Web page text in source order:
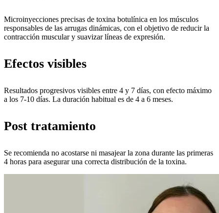
Microinyecciones precisas de toxina botulínica en los músculos
responsables de las arrugas dinámicas, con el objetivo de reducir la
contracción muscular y suavizar líneas de expresión.
Efectos visibles
Resultados progresivos visibles entre 4 y 7 días, con efecto máximo
a los 7-10 días. La duración habitual es de 4 a 6 meses.
Post tratamiento
Se recomienda no acostarse ni masajear la zona durante las primeras
4 horas para asegurar una correcta distribución de la toxina.